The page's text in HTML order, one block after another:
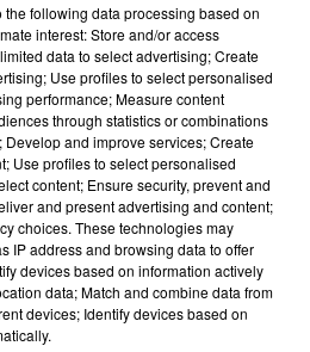
GRANDE
That I Made You
Love
6h56
6h56
CHRISTOPHE MAE
La Lune
the following data processing based on
interest: Store and/or access
data to select advertising; Create
Use profiles to select personalised
performance; Measure content
through statistics or combinations
Develop and improve services; Create
Use profiles to select personalised
content; Ensure security, prevent and
and present advertising and content;
choices. These technologies may
IP address and browsing data to offer
devices based on information actively
data; Match and combine data from
devices; Identify devices based on